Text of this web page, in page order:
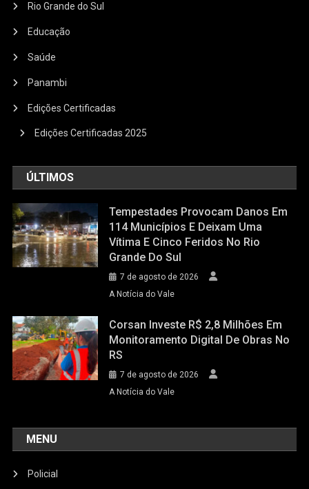
Rio Grande do Sul
Educação
Saúde
Panambi
Edições Certificadas
Edições Certificadas 2025
ÚLTIMOS
Tempestades Provocam Danos Em
114 Municípios E Deixam Uma
Vítima E Cinco Feridos No Rio
Grande Do Sul
7 de agosto de 2026
A Notícia do Vale
Corsan Investe R$ 2,8 Milhões Em
Monitoramento Digital De Obras No
RS
7 de agosto de 2026
A Notícia do Vale
MENU
Policial